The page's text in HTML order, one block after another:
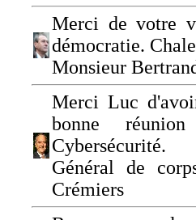
Merci de votre
démocratie.
Monsieur
Merci Luc
bonne
Cybersécurité.
Général de
Crémiers